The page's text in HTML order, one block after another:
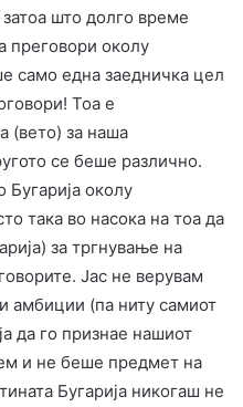
што долго време
преговори околу
само една заедничка цел
Тоа е
(вето) за наша
се беше различно.
Бугарија околу
така во насока на тоа да
за тргнување на
Јас не верувам
амбиции (па ниту самиот
да го признае нашиот
и не беше предмет на
Бугарија никогаш не